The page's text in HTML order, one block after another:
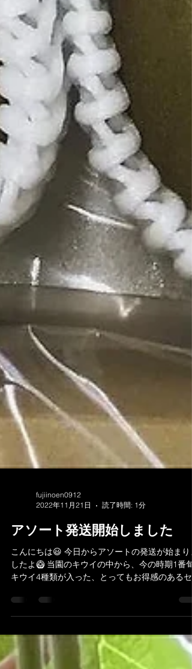
fujiinoen0912
2022年11月21日
読了時間: 1分
アソート発送開始しました
こんにちは😃 今日からアソートの発送が始まり
したよ🥝 当園のキウイの中から、今の時期1番旬
トになります。 この商品が4種類のキウイが味わ
る☝️とやっぱり1番人気です✌️...